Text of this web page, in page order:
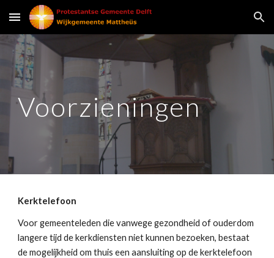
Skip to main content Skip to navigation
Voorzieningen
Kerktelefoon
Voor gemeenteleden die vanwege gezondheid of ouderdom
langere tijd de kerkdiensten niet kunnen bezoeken, bestaat
de mogelijkheid om thuis een aansluiting op de kerktelefoon